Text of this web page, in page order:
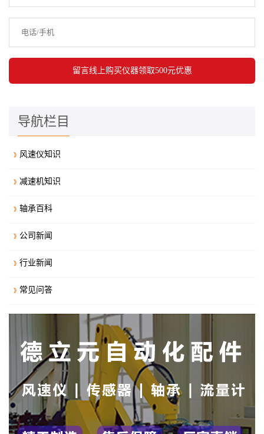
导航栏目
风速仪知识
减速机知识
轴承百科
公司新闻
行业新闻
常见问答